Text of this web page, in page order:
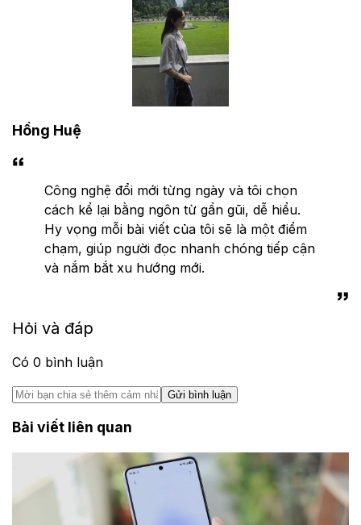
Hồng Huệ
Công nghệ đổi mới từng ngày và tôi chọn
cách kể lại bằng ngôn từ gần gũi, dễ hiểu.
Hy vọng mỗi bài viết của tôi sẽ là một điểm
chạm, giúp người đọc nhanh chóng tiếp cận
và nắm bắt xu hướng mới.
Hỏi và đáp
Có 0 bình luận
Gửi bình luận
Bài viết liên quan